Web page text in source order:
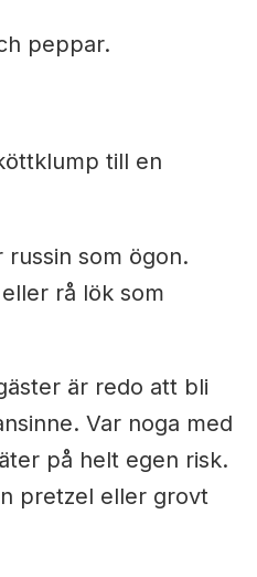
peppar.
till en
russin som ögon.
rå lök som
är redo att bli
Var noga med
på helt egen risk.
pretzel eller grovt